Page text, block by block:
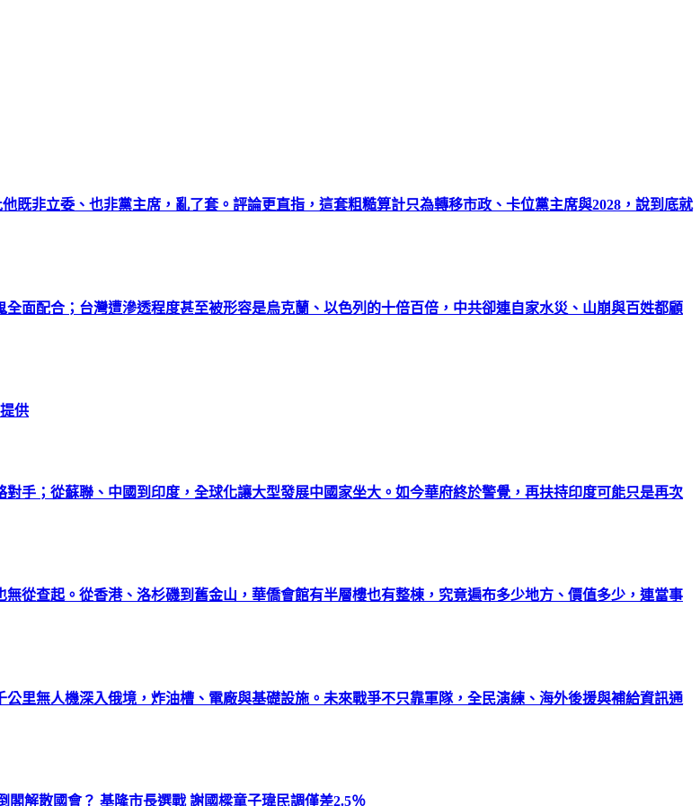
既非立委、也非黨主席，亂了套。評論更直指，這套粗糙算計只為轉移市政、卡位黨主席與2028，說到底就
面配合；台灣遭滲透程度甚至被形容是烏克蘭、以色列的十倍百倍，中共卻連自家水災、山崩與百姓都顧
供
手；從蘇聯、中國到印度，全球化讓大型發展中國家坐大。如今華府終於警覺，再扶持印度可能只是再次
從查起。從香港、洛杉磯到舊金山，華僑會館有半層樓也有整棟，究竟遍布多少地方、價值多少，連當事
里無人機深入俄境，炸油槽、電廠與基礎設施。未來戰爭不只靠軍隊，全民演練、海外後援與補給資訊通
解散國會？ 基隆市長選戰 謝國樑童子瑋民調僅差2.5％